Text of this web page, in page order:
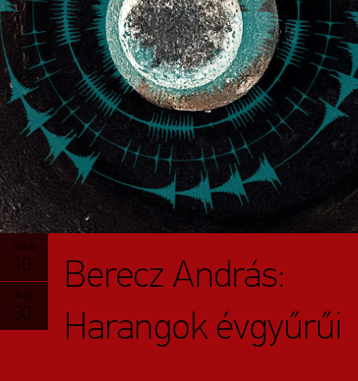
július
10.
aug.
30.
Berecz András:
Harangok évgyűrűi